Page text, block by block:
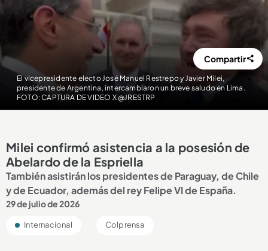
El vicepresidente electo José Manuel Restrepo y Javier Milei,
presidente de Argentina, intercambiaron un breve saludo en Lima.
FOTO: CAPTURA DE VIDEO X @JRESTRP
Compartir
Milei confirmó asistencia a la posesión de
Abelardo de la Espriella
También asistirán los presidentes de Paraguay, de Chile
y de Ecuador, además del rey Felipe VI de España.
29 de julio de 2026
Internacional Colprensa